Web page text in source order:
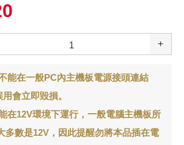
+
能在一般PC內主機板電源接頭連結
會立即毀損。
在12V環境下運行，一般電腦主機板所
多數是12V，因此提醒勿將本品插在電